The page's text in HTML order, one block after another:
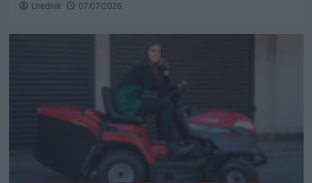
Urednik 07/07/2026